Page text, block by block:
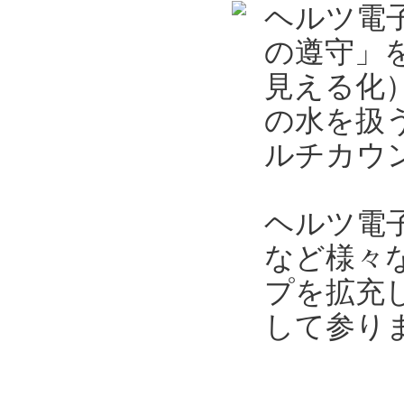
ヘルツ電
の遵守」
見える化
の水を扱
ルチカウ
ヘルツ電
など様々
プを拡充
して参り